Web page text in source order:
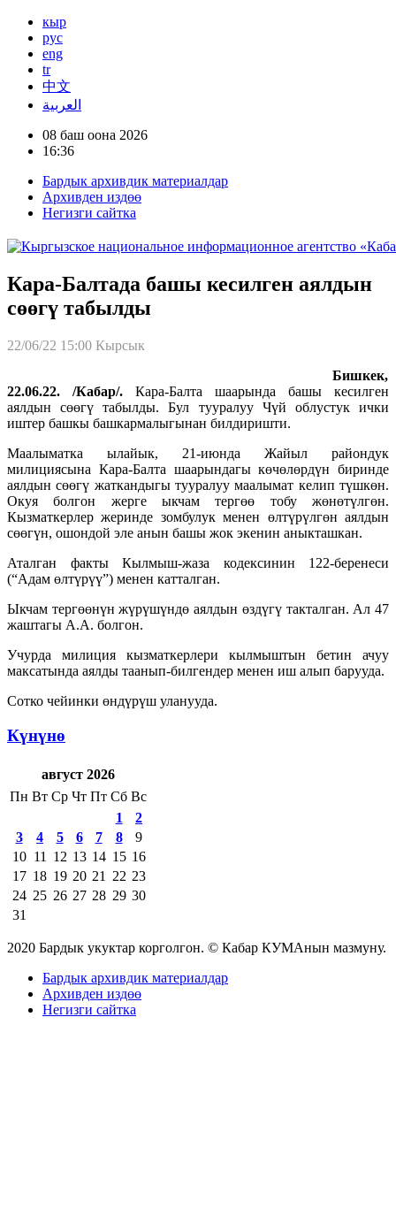
кыр
рус
eng
tr
中文
العربية
08 баш оона 2026
16:36
Бардык архивдик материалдар
Архивден издөө
Негизги сайтка
Кара-Балтада башы кесилген аялдын
сөөгү табылды
22/06/22 15:00 Кырсык
Бишкек,
22.06.22. /Кабар/. Кара-Балта шаарында башы кесилген
аялдын сөөгү табылды. Бул тууралуу Чүй облустук ички
иштер башкы башкармалыгынан билдиришти.
Маалыматка ылайык, 21-июнда Жайыл райондук
милициясына Кара-Балта шаарындагы көчөлөрдүн биринде
аялдын сөөгү жаткандыгы тууралуу маалымат келип түшкөн.
Окуя болгон жерге ыкчам тергөө тобу жөнөтүлгөн.
Кызматкерлер жеринде зомбулук менен өлтүрүлгөн аялдын
сөөгүн, ошондой эле анын башы жок экенин аныкташкан.
Аталган факты Кылмыш-жаза кодексинин 122-беренеси
(“Адам өлтүрүү”) менен катталган.
Ыкчам тергөөнүн жүрүшүндө аялдын өздүгү такталган. Ал 47
жаштагы А.А. болгон.
Учурда милиция кызматкерлери кылмыштын бетин ачуу
максатында аялды таанып-билгендер менен иш алып барууда.
Сотко чейинки өндүрүш уланууда.
Күнүнө
август 2026
Пн Вт Ср Чт Пт Сб Вс
1
2
3
4 5 6 7 8
9
10 11 12 13 14 15 16
17 18 19 20 21 22 23
24 25 26 27 28 29 30
31
2020 Бардык укуктар корголгон. © Кабар КУМАнын мазмуну.
Бардык архивдик материалдар
Архивден издөө
Негизги сайтка